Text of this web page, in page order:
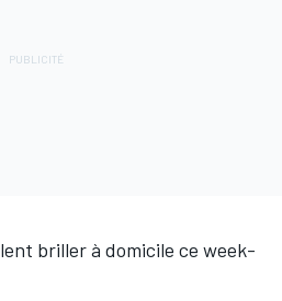
briller à domicile ce week-